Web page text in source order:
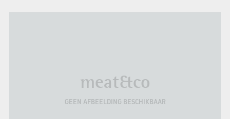
meat&co
GEEN AFBEELDING BESCHIKBAAR